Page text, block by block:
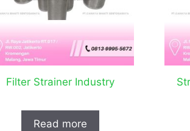
Filter Strainer Industry
Read more